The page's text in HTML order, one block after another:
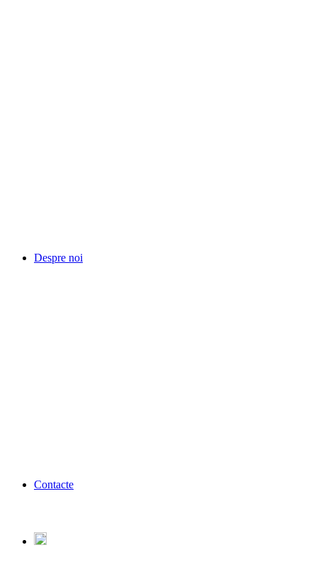
Despre noi
Contacte